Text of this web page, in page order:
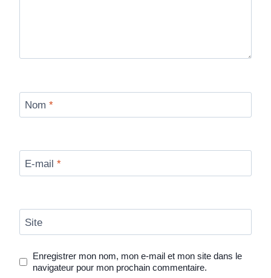
Nom *
E-mail *
Site
Enregistrer mon nom, mon e-mail et mon site dans le
navigateur pour mon prochain commentaire.